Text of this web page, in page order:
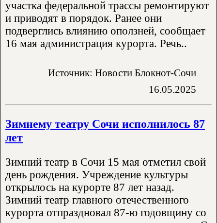
участка федеральной трассы ремонтируют
и приводят в порядок. Ранее они
подверглись влиянию оползней, сообщает
16 мая администрация курорта. Речь..
Источник: Новости Блокнот-Сочи
16.05.2025
Зимнему театру Сочи исполнилось 87
лет
Зимний театр в Сочи 15 мая отметил свой
день рождения. Учреждение культуры
открылось на курорте 87 лет назад.
Зимний театр главного отечественного
курорта отпраздновал 87-ю годовщину со